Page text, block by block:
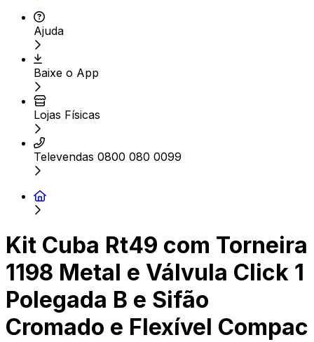
Ajuda
Baixe o App
Lojas Físicas
Televendas 0800 080 0099
Kit Cuba Rt49 com Torneira
1198 Metal e Válvula Click 1
Polegada B e Sifão
Cromado e Flexível Compac